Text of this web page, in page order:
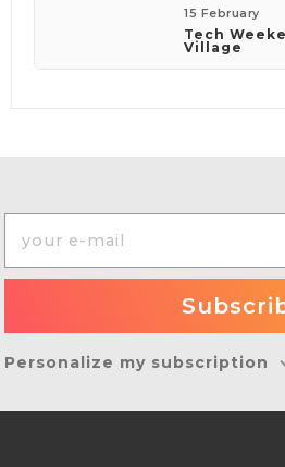
15 February
Tech
Village
Personalize my subscription